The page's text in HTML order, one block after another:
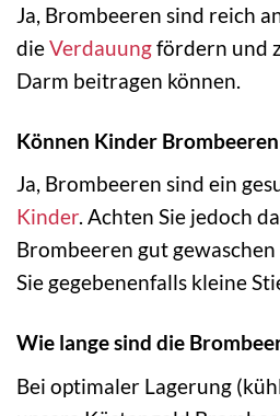
Ja, Brombeeren sind reich
dieVerdauungfördern und
Darm beitragen können.
Können Kinder Brombeeren
Ja, Brombeeren sind ein
Kinder. Achten Sie jedoch
Brombeeren gut
Sie gegebenenfalls kleine
Wie lange sind die
Bei optimaler Lagerung